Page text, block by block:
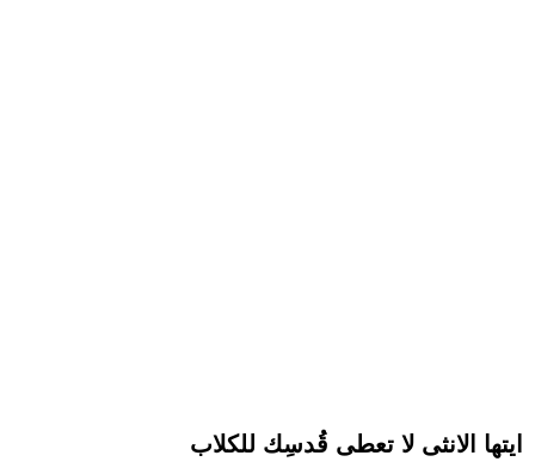
ايتها الانثى لا تعطى قُدسِك للكلاب